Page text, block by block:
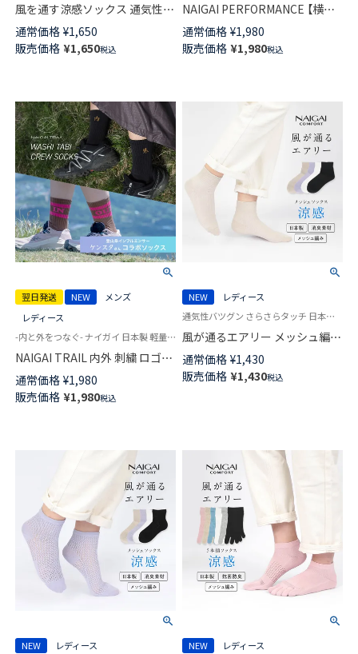
風を通す涼感ソックス 通気性が
良いガーゼ編み さらっと素材
タビ型 ショート丈 ソックス メ
ンズ NAIGAI COMFORT
通常価格 ¥1,650
販売価格 ¥1,650税込
NAIGAI PERFORMANCE 【横ア
ーチサポートソックス】 5本指
ショート丈 3Dセパレート 消臭
糸使用 レディース 日本製
通常価格 ¥1,980
販売価格 ¥1,980税込
翌日発送 NEW
メンズ
レディース
-内と外をつなぐ- ナイガイ 日本製 軽量 UL ウルトラライト 登山 キャンプ トレイル 和紙糸足袋ソックス
NAIGAI TRAIL 内外 刺繍 ロゴ
INOUT カットボス 和紙糸足袋
ソックス ケンスタさんコラボ
登山 ソックス メンズ レディー
通常価格 ¥1,980
販売価格 ¥1,980税込
NEW
レディース
通気性バツグン さらさらタッチ 日本製 女性 婦人 靴下 ナイガイ コンフォート
風が通るエアリー メッシュ編み
サステナブル ショート丈 ソッ
クス 消臭素材 レディース
NAIGAI COMFORT 03022217
通常価格 ¥1,430
販売価格 ¥1,430税込
NEW
レディース
NEW
レディース